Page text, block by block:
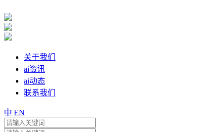
关于我们
ai资讯
ai动态
联系我们
中 EN